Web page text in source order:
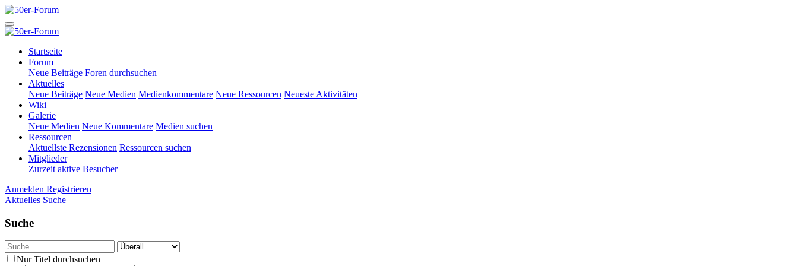
Startseite
Forum
Neue Beiträge Foren durchsuchen
Aktuelles
Neue Beiträge Neue Medien Medienkommentare Neue Ressourcen Neueste Aktivitäten
Wiki
Galerie
Neue Medien Neue Kommentare Medien suchen
Ressourcen
Aktuellste Rezensionen Ressourcen suchen
Mitglieder
Zurzeit aktive Besucher
Anmelden Registrieren
Aktuelles Suche
Suche
Nur Titel durchsuchen